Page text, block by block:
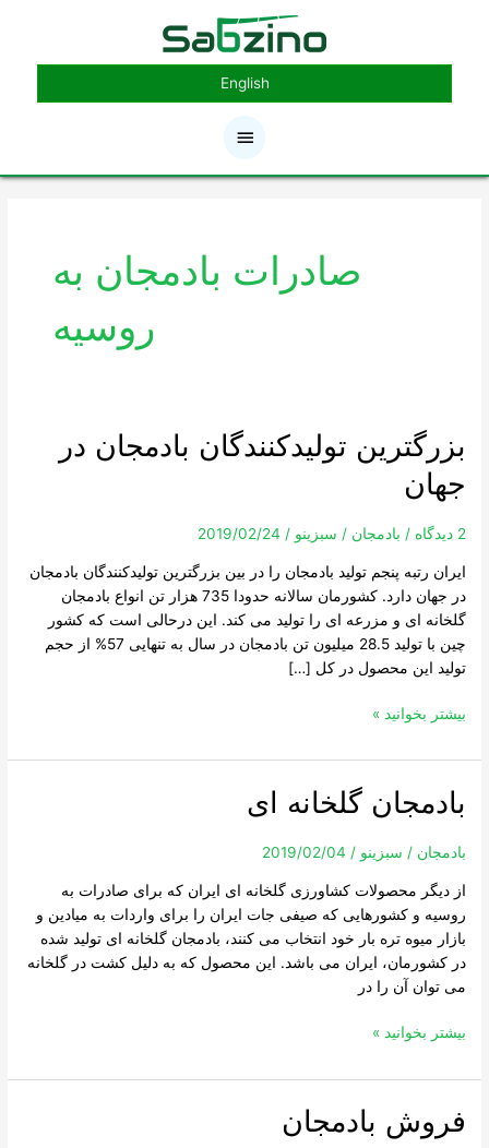
فهرست
اصلی
English
صادرات بادمجان به
روسیه
بزرگترین تولیدکنندگان بادمجان در
جهان
2 دیدگاه / بادمجان / سبزینو/
2019/02/24
ایران رتبه پنجم تولید بادمجان را در بین بزرگترین تولیدکنندگان بادمجان
در جهان دارد. کشورمان سالانه حدودا 735 هزار تن انواع بادمجان
گلخانه ای و مزرعه ای را تولید می کند. این درحالی است که کشور
چین با تولید 28.5 میلیون تن بادمجان در سال به تنهایی 57% از حجم
تولید این محصول در کل […]
بزرگترین
تولیدکنندگان
بادمجان
جهان
بیشتر بخوانید »
بادمجان گلخانه ای
بادمجان / سبزینو/
2019/02/04
از دیگر محصولات کشاورزی گلخانه ای ایران که برای صادرات به
روسیه و کشورهایی که صیفی جات ایران را برای واردات به میادین و
بازار میوه تره بار خود انتخاب می کنند، بادمجان گلخانه ای تولید شده
در کشورمان، ایران می باشد. این محصول که به دلیل کشت در گلخانه
می توان آن را در
بادمجان
گلخانه
ای
بیشتر بخوانید »
فروش بادمجان
فروش
بادمجان